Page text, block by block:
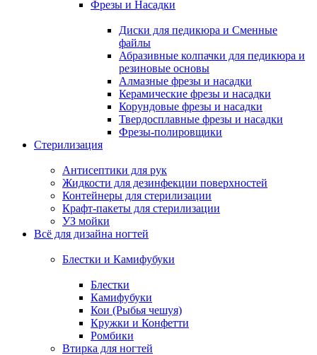
Фрезы и Насадки
Диски для педикюра и Сменные
файлы
Абразивные колпачки для педикюра и
резиновые основы
Алмазные фрезы и насадки
Керамические фрезы и насадки
Корундовые фрезы и насадки
Твердосплавные фрезы и насадки
Фрезы-полировщики
Стерилизация
Антисептики для рук
Жидкости для дезинфекции поверхностей
Контейнеры для стерилизации
Крафт-пакеты для стерилизации
УЗ мойки
Всё для дизайна ногтей
Блестки и Камифубуки
Блестки
Камифубуки
Кои (Рыбья чешуя)
Кружки и Конфетти
Ромбики
Втирка для ногтей